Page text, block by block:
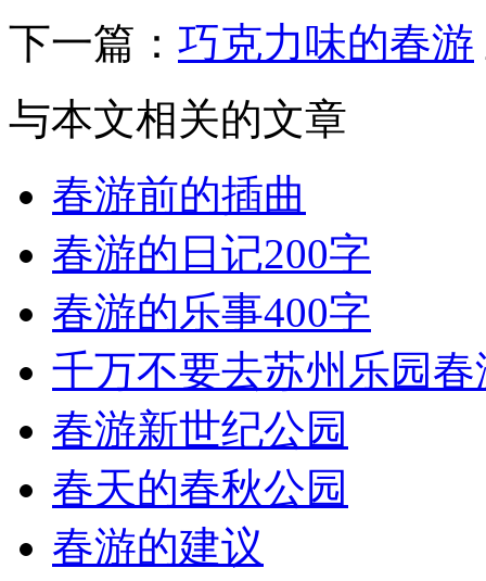
下一篇： 巧克力味的春游
与本文相关的文章
春游前的插曲
春游的日记200字
春游的乐事400字
千万不要去苏州乐园春
春游新世纪公园
春天的春秋公园
春游的建议